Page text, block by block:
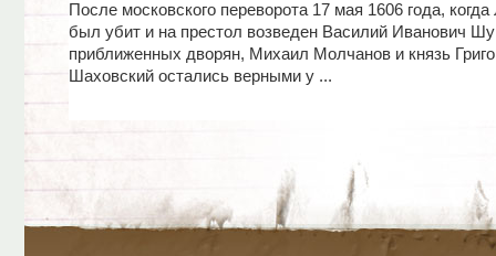
После московского переворота 17 мая 1606 года,
был убит и на престол возведен Василий Иванович
приближенных дворян, Михаил Молчанов и князь
Шаховский остались верными у ...